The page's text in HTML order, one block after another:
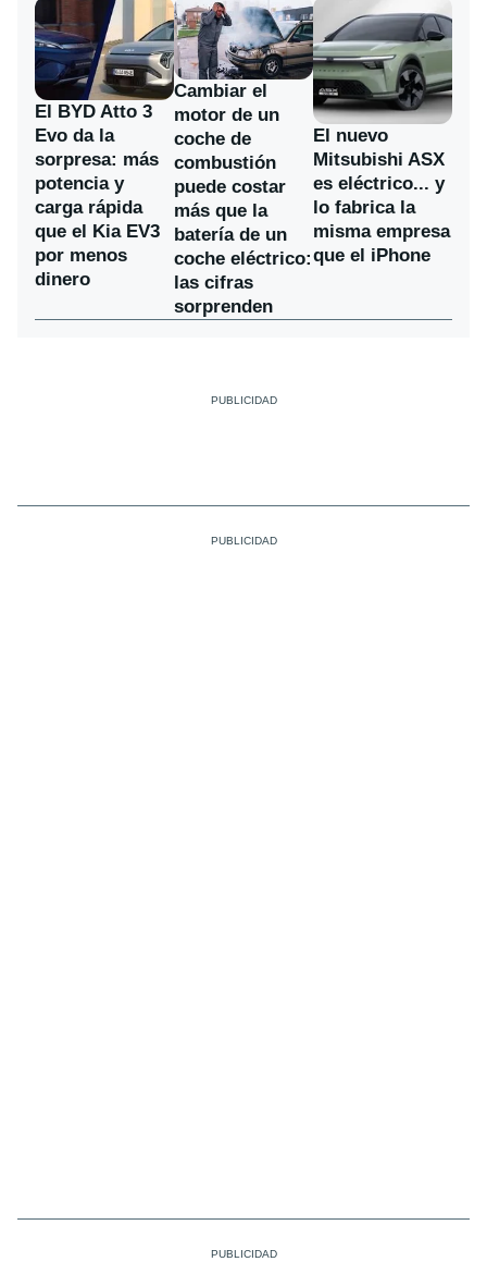
El BYD Atto 3
Evo da la
sorpresa: más
potencia y
carga rápida
que el Kia EV3
por menos
dinero
Cambiar el
motor de un
coche de
combustión
puede costar
más que la
batería de un
coche eléctrico:
las cifras
sorprenden
El nuevo
Mitsubishi ASX
es eléctrico... y
lo fabrica la
misma empresa
que el iPhone